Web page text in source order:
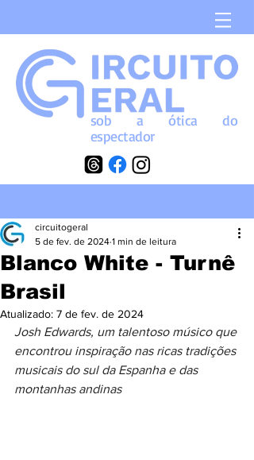
sob aóticado
espectador
Blanco White - Turnê
Brasil
circuitogeral
5 de fev. de 2024 1 min de leitura
Atualizado: 7 de fev. de 2024
Josh Edwards, um talentoso músico que
encontrou inspiração nas ricas tradições
musicais do sul da Espanha e das
montanhas andinas